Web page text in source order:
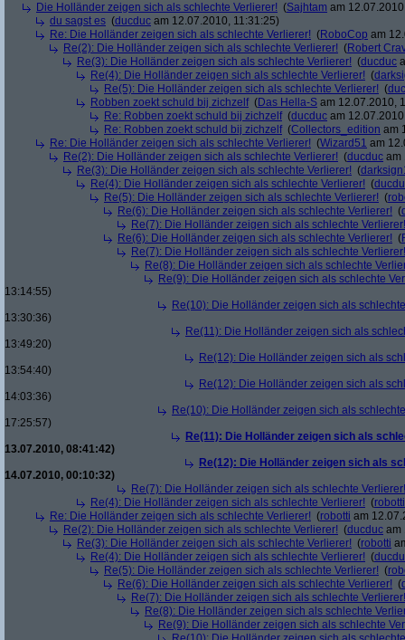
Die Holländer zeigen sich als schlechte Verlierer! (Sajhtam am
du sagst es (ducduc am 12.07.2010, 11:31:25)
Re: Die Holländer zeigen sich als schlechte Verlierer! (RoboCop am
Re(2): Die Holländer zeigen sich als schlechte Verlierer! (Robert
Re(3): Die Holländer zeigen sich als schlechte Verlierer! (ducduc
Re(4): Die Holländer zeigen sich als schlechte Verlierer! (
Re(5): Die Holländer zeigen sich als schlechte Verlierer! (
Robben zoekt schuld bij zichzelf(Das Hella-S am 12.07.2010,
Re: Robben zoekt schuld bij zichzelf(ducduc am
Re: Robben zoekt schuld bij zichzelf(Collectors_edition am
Re: Die Holländer zeigen sich als schlechte Verlierer! (Wizard51 am
Re(2): Die Holländer zeigen sich als schlechte Verlierer! (ducduc am
Re(3): Die Holländer zeigen sich als schlechte Verlierer! (
Re(4): Die Holländer zeigen sich als schlechte Verlierer! (
Re(5): Die Holländer zeigen sich als schlechte Verlierer! (
Re(6): Die Holländer zeigen sich als schlechte Verlierer! (
Re(7): Die Holländer zeigen sich als schlechte Verlierer!
Re(6): Die Holländer zeigen sich als schlechte Verlierer! (
Re(7): Die Holländer zeigen sich als schlechte Verlierer!
Re(8): Die Holländer zeigen sich als schlechte
Re(9): Die Holländer zeigen sich als schlechte
13:14:55)
Re(10): Die Holländer zeigen sich als
13:30:36)
Re(11): Die Holländer zeigen sich als
13:49:20)
Re(12): Die Holländer zeigen sich als
13:54:40)
Re(12): Die Holländer zeigen sich als
14:03:36)
Re(10): Die Holländer zeigen sich als
17:25:57)
Re(11): Die Holländer zeigen sich als
13.07.2010, 08:41:42)
Re(12): Die Holländer zeigen sich als
14.07.2010, 00:10:32)
Re(7): Die Holländer zeigen sich als schlechte Verlierer!
Re(4): Die Holländer zeigen sich als schlechte Verlierer! (robotti
Re: Die Holländer zeigen sich als schlechte Verlierer! (robotti am
Re(2): Die Holländer zeigen sich als schlechte Verlierer! (ducduc am
Re(3): Die Holländer zeigen sich als schlechte Verlierer! (robotti
Re(4): Die Holländer zeigen sich als schlechte Verlierer! (
Re(5): Die Holländer zeigen sich als schlechte Verlierer! (
Re(6): Die Holländer zeigen sich als schlechte Verlierer! (
Re(7): Die Holländer zeigen sich als schlechte Verlierer!
Re(8): Die Holländer zeigen sich als schlechte
Re(9): Die Holländer zeigen sich als schlechte